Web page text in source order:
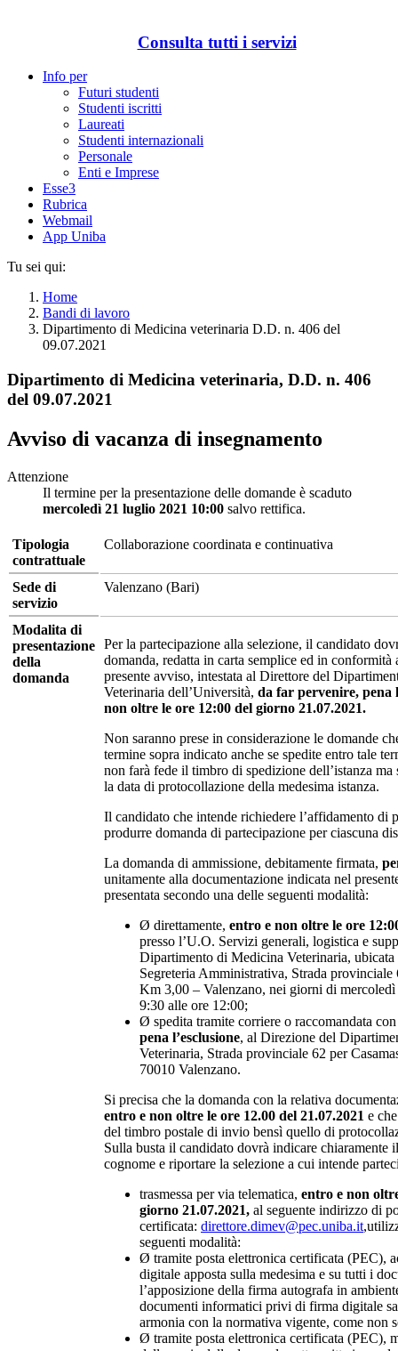
Consulta tutti i servizi
Info per
Futuri studenti
Studenti iscritti
Laureati
Studenti internazionali
Personale
Enti e Imprese
Esse3
Rubrica
Webmail
App Uniba
Tu sei qui:
Home
Bandi di lavoro
Dipartimento di Medicina veterinaria D.D. n. 406 del
09.07.2021
Dipartimento di Medicina veterinaria, D.D. n. 406
del 09.07.2021
Avviso di vacanza di insegnamento
Attenzione
Il termine per la presentazione delle domande è scaduto
mercoledì 21 luglio 2021 10:00 salvo rettifica.
Tipologia
contrattuale
Collaborazione coordinata e continuativa
Sede di
servizio
Valenzano (Bari)
Modalita di
presentazione
della
domanda
Per la partecipazione alla selezione, il candidato
domanda, redatta in carta semplice ed in conformità
presente avviso, intestata al Direttore del
Veterinaria dell’Università, da far pervenire, pena
non oltre le ore 12:00 del giorno 21.07.2021.
Non saranno prese in considerazione le domande
termine sopra indicato anche se spedite entro tale
non farà fede il timbro di spedizione dell’istanza ma
la data di protocollazione della medesima istanza.
Il candidato che intende richiedere l’affidamento di
produrre domanda di partecipazione per ciascuna
La domanda di ammissione, debitamente firmata,
unitamente alla documentazione indicata nel
presentata secondo una delle seguenti modalità:
Ø direttamente, entro e non oltre le ore
presso l’U.O. Servizi generali, logistica e
Dipartimento di Medicina Veterinaria, ubicata
Segreteria Amministrativa, Strada provinciale
Km 3,00 – Valenzano, nei giorni di
9:30 alle ore 12:00;
Ø spedita tramite corriere o raccomandata
pena l’esclusione, al Direzione del
Veterinaria, Strada provinciale 62 per
70010 Valenzano.
Si precisa che la domanda con la relativa
entro e non oltre le ore 12.00 del 21.07.2021 e
del timbro postale di invio bensì quello di
Sulla busta il candidato dovrà indicare chiaramente
cognome e riportare la selezione a cui intende
trasmessa per via telematica, entro e non
giorno 21.07.2021, al seguente indirizzo di
certificata: direttore.dimev@pec.uniba.it
seguenti modalità:
Ø tramite posta elettronica certificata (PEC),
digitale apposta sulla medesima e su tutti i
l’apposizione della firma autografa in
documenti informatici privi di firma digitale
armonia con la normativa vigente, come non
Ø tramite posta elettronica certificata (PEC),